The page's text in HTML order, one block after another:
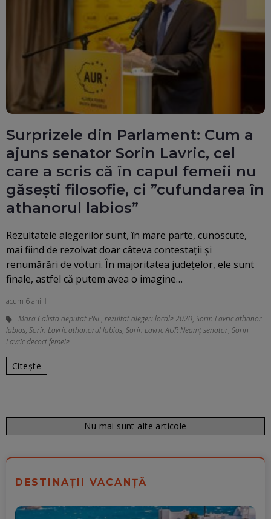
Surprizele din Parlament: Cum a
ajuns senator Sorin Lavric, cel
care a scris că în capul femeii nu
găsești filosofie, ci ”cufundarea în
athanorul labios”
Rezultatele alegerilor sunt, în mare parte, cunoscute,
mai fiind de rezolvat doar câteva contestații și
renumărări de voturi. În majoritatea județelor, ele sunt
finale, astfel că putem avea o imagine…
acum 6 ani
Mara Calista deputat PNL, rezultat alegeri locale 2020, Sorin Lavric athanor
labios, Sorin Lavric athanorul labios, Sorin Lavric AUR Neamț senator, Sorin
Lavric decoct femeie
Citește
Nu mai sunt alte articole
DESTINAȚII VACANȚĂ